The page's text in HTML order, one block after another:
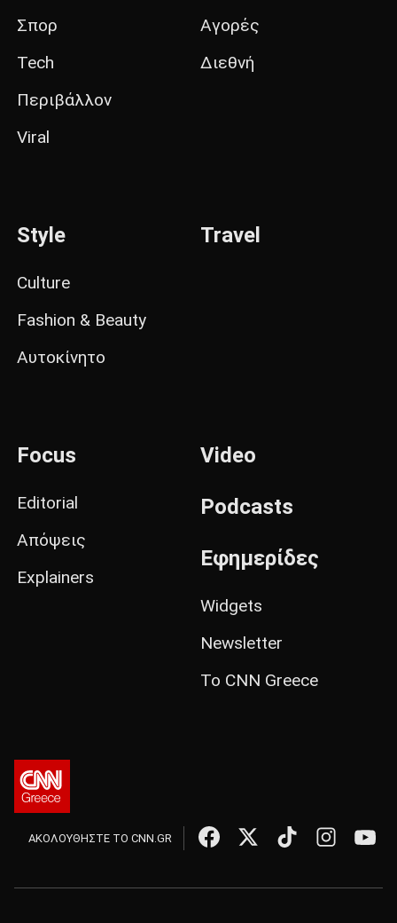
Σπορ
Tech
Περιβάλλον
Viral
Αγορές
Διεθνή
Style
Culture
Fashion & Beauty
Αυτοκίνητο
Travel
Focus
Editorial
Απόψεις
Explainers
Video
Podcasts
Εφημερίδες
Widgets
Newsletter
Το CNN Greece
ΑΚΟΛΟΥΘΗΣΤΕ ΤΟ CNN.GR